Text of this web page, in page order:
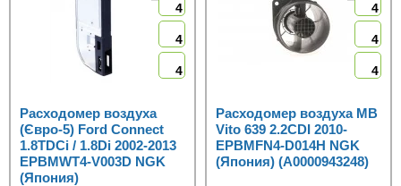
4
4
4
Расходомер воздуха
(Євро-5) Ford Connect
1.8TDCi / 1.8Di 2002-2013
EPBMWT4-V003D NGK
(Япония)
4
4
4
Расходомер воздуха MB
Vito 639 2.2CDI 2010-
EPBMFN4-D014H NGK
(Япония) (А0000943248)